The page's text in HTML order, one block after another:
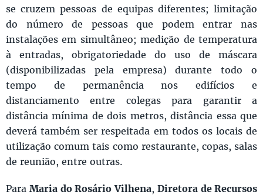
se cruzem pessoas de equipas diferentes; limitação
do número de pessoas que podem entrar nas
instalações em simultâneo; medição de temperatura
à entradas, obrigatoriedade do uso de máscara
(disponibilizadas pela empresa) durante todo o
tempo de permanência nos edifícios e
distanciamento entre colegas para garantir a
distância mínima de dois metros, distância essa que
deverá também ser respeitada em todos os locais de
utilização comum tais como restaurante, copas, salas
de reunião, entre outras.
ParaMaria do Rosário Vilhena,Diretora de Recursos